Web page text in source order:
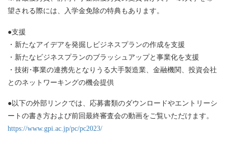
望される際には、入学金免除の特典もあります。
●支援
・新たなアイデアを発掘しビジネスプランの作成を支援
・新たなビジネスプランのブラッシュアップと事業化を支援
・技術･事業の連携先となりうる大手製造業、金融機関、投資会社
とのネットワーキングの機会提供
●以下の外部リンクでは、応募書類のダウンロードやエントリーシ
ートの書き方および前回最終審査会の動画をご覧いただけます。
https://www.gpi.ac.jp/pc/pc2023/